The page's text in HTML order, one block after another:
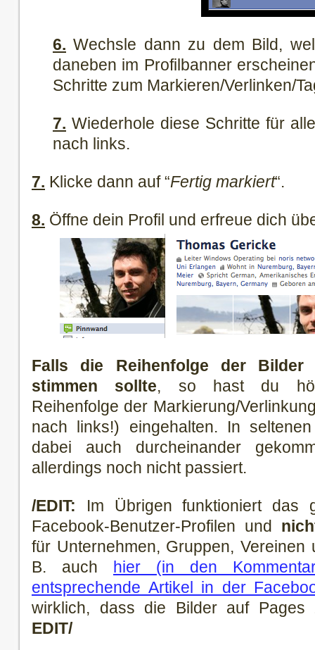
6. Wechsle dann zu dem Bild,
daneben im Profilbanner
Schritte zum Markieren/Verlinken/
7. Wiederhole diese Schritte für
nach links.
7. Klicke dann auf “Fertig markiert“.
8. Öffne dein Profil und erfreue dich
Falls die Reihenfolge der Bilder
stimmen sollte, so hast du
Reihenfolge der Markierung/
nach links!) eingehalten. In
dabei auch durcheinander
allerdings noch nicht passiert.
/EDIT: Im Übrigen funktioniert das
Facebook-Benutzer-Profilen und
für Unternehmen, Gruppen,
B. auch hier (in den
entsprechende Artikel in der
wirklich, dass die Bilder auf Pages
EDIT/